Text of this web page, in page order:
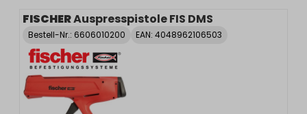
FISCHERAuspresspistole FIS DMS
Bestell-Nr.: 6606010200 EAN: 4048962106503